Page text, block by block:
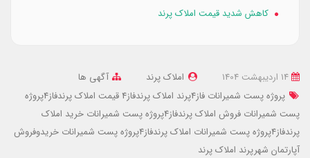
کاهش شدید قیمت املاک پرند
املاک پرند
آگهی ها
پروژه پست شمیرانات فاز4پرند
املاک پرندفاز4
قیمت املاک پرندفاز4پروژه
پست شمیرانات فروش املاک پرندفاز4پروژه پست شمیرانات
خرید املاک
پرندفاز4پروژه پست شمیرانات
املاک پرندفاز4پروژه پست شمیرانات
خریدوفروش
آپارتمان شهرپرند املاک پرند